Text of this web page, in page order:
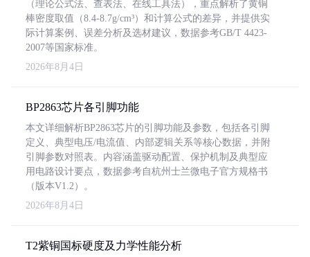
（理论公式法、查表法、在线工具法），重点解析了黄铜
棒密度取值（8.4-8.7g/cm³）和计算公式的差异，并提供实
际计算案例、误差分析及选材建议，数据参考GB/T 4423-
2007等国家标准。
2026年8月4日
BP2863芯片各引脚功能
本文详细解析BP2863芯片的引脚功能及参数，包括各引脚
定义、典型电压/电流值、内部逻辑关系等核心数据，并附
引脚参数对照表。内容涵盖驱动配置、保护机制及典型应
用电路设计要点，数据参考自杭州士兰微电子官方规格书
（版本V1.2）。
2026年8月4日
T2紫铜国标硬度及力学性能分析